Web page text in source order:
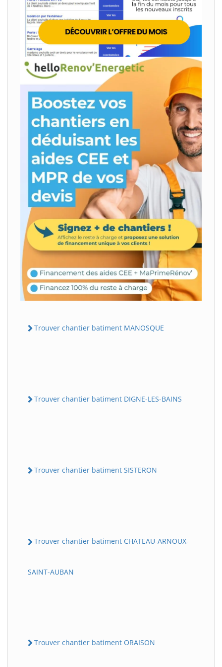
Trouver chantier batiment MANOSQUE
Trouver chantier batiment DIGNE-LES-BAINS
Trouver chantier batiment SISTERON
Trouver chantier batiment CHATEAU-ARNOUX-
SAINT-AUBAN
Trouver chantier batiment ORAISON